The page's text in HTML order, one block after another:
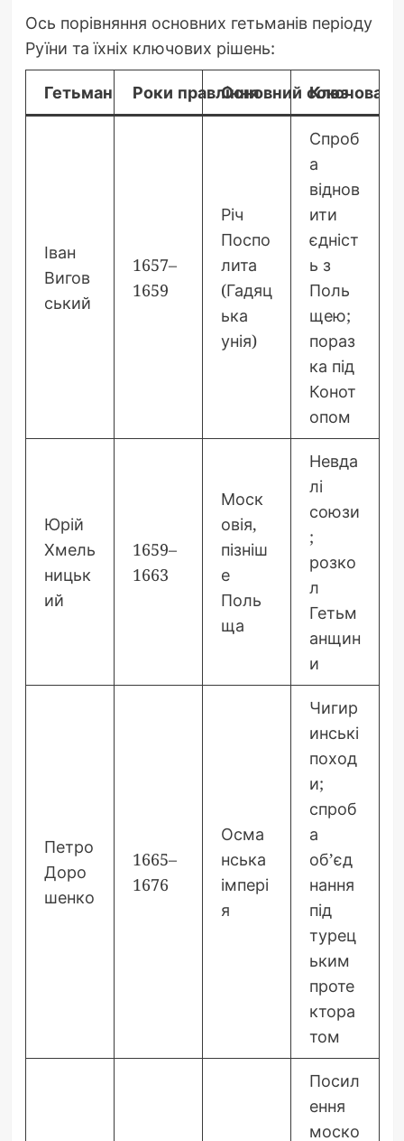
Ось порівняння основних гетьманів періоду
Руїни та їхніх ключових рішень:
Гетьман Роки правлінняОсновний союз
Ключова
Іван
Вигов
ський
1657–
1659
Річ
Поспо
лита
(Гадяц
ька
унія)
Спроб
а
віднов
ити
єдніст
ь з
Поль
щею;
пораз
ка під
Конот
опом
Юрій
Хмель
ницьк
ий
1659–
1663
Моск
овія,
пізніш
е
Поль
ща
Невда
лі
союзи
;
розко
л
Гетьм
анщин
и
Петро
Доро
шенко
1665–
1676
Осма
нська
імпері
я
Чигир
инські
поход
и;
спроб
а
об’єд
нання
під
турец
ьким
проте
ктора
том
Посил
ення
моско